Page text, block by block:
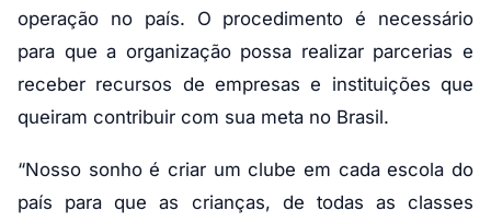
operação no país. O procedimento é necessário
para que a organização possa realizar parcerias e
receber recursos de empresas e instituições que
queiram contribuir com sua meta no Brasil.
“Nosso sonho é criar um clube em cada escola do
país para que as crianças, de todas as classes